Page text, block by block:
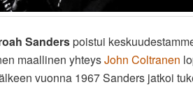
Sanderspoistui
maallinen yhteysJohn Coltranen
vuonna 1967 Sanders jatkoi